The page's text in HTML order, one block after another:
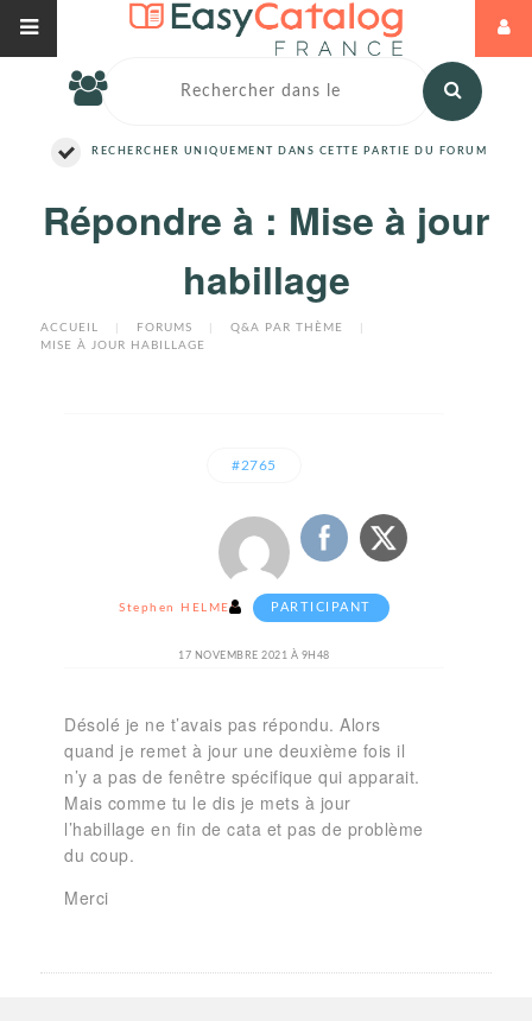
RECHERCHER UNIQUEMENT DANS CETTE PARTIE DU FORUM
Répondre à : Mise à jour
habillage
ACCUEIL FORUMS Q&A PAR THÈME
MISE À JOUR HABILLAGE
#2765
Stephen HELMER PARTICIPANT
17 NOVEMBRE 2021 À 9H48
Désolé je ne t’avais pas répondu. Alors
quand je remet à jour une deuxième fois il
n’y a pas de fenêtre spécifique qui apparait.
Mais comme tu le dis je mets à jour
l’habillage en fin de cata et pas de problème
du coup.
Merci